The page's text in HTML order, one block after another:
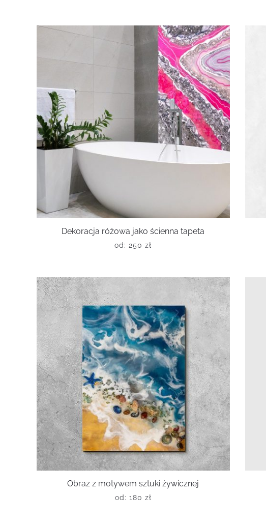
Dekoracja różowa jako ścienna tapeta
od:250zł
Obraz z motywem sztuki żywicznej
od: 180 zł